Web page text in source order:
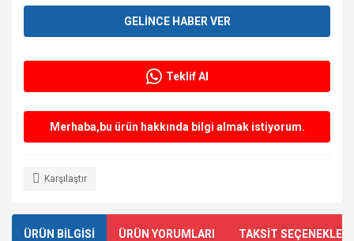
GELİNCE HABER VER
Teklif Al
Merhaba,bu ürün hakkında bilgi almak istiyorum.
Karşılaştır
ÜRÜN BİLGİSİ ÜRÜN YORUMLARI TAKSİT SEÇENEKLERİ